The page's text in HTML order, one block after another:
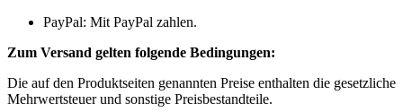
PayPal: Mit PayPal zahlen.
Zum Versand gelten folgende Bedingungen:
Die auf den Produktseiten genannten Preise enthalten die gesetzliche
Mehrwertsteuer und sonstige Preisbestandteile.